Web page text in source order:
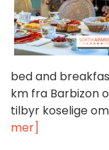
bed and
km fra Barbizon
tilbyr koselige
mer]